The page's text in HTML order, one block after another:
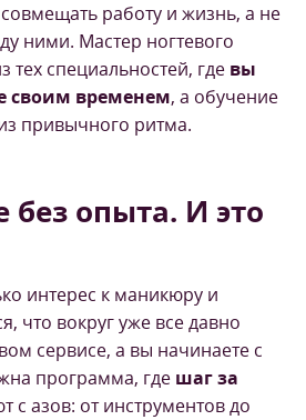
работу и жизнь, а не
ними. Мастер ногтевого
тех специальностей, где вы
своим временем, а обучение
привычного ритма.
без опыта. И это
интерес к маникюру и
что вокруг уже все давно
сервисе, а вы начинаете с
программа, где шаг за
с азов: от инструментов до